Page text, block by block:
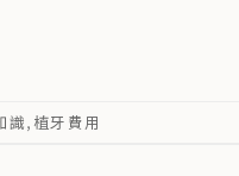
識, 植牙費用